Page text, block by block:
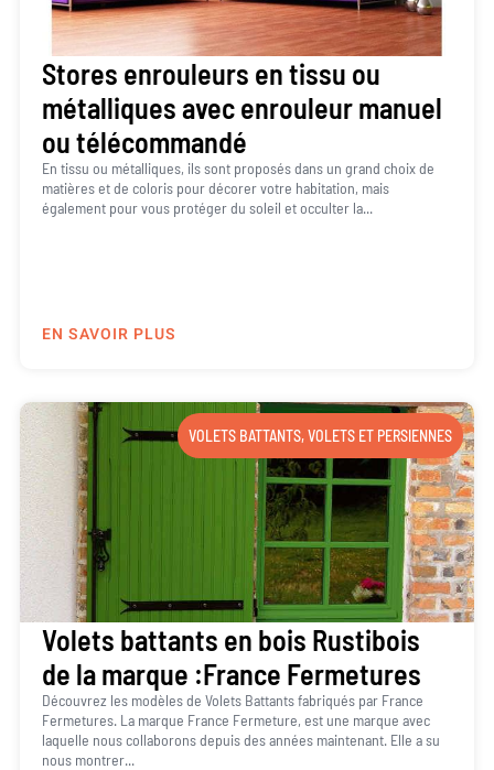
Stores enrouleurs en tissu ou
métalliques avec enrouleur manuel
ou télécommandé
En tissu ou métalliques, ils sont proposés dans un grand choix de
matières et de coloris pour décorer votre habitation, mais
également pour vous protéger du soleil et occulter la...
EN SAVOIR PLUS
VOLETS BATTANTS,VOLETS ET PERSIENNES
Volets battants en bois Rustibois
de la marque :France Fermetures
Découvrez les modèles de Volets Battants fabriqués par France
Fermetures. La marque France Fermeture, est une marque avec
laquelle nous collaborons depuis des années maintenant. Elle a su
nous montrer...